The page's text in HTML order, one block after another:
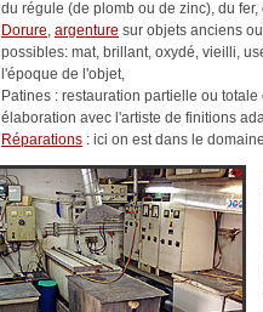
du régule (de plomb ou de zinc), du
Dorure, argenture sur objets anciens
possibles: mat, brillant, oxydé, vieilli,
l'époque de l'objet,
Patines : restauration partielle ou
élaboration avec l'artiste de finitions
Réparations : ici on est dans le